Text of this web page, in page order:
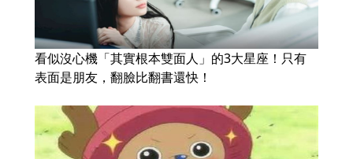
看似沒心機「其實根本雙面人」的3大星座！只有
表面是朋友，翻臉比翻書還快！